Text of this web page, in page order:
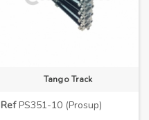
Tango Track
RefPS351-10 (Prosup)